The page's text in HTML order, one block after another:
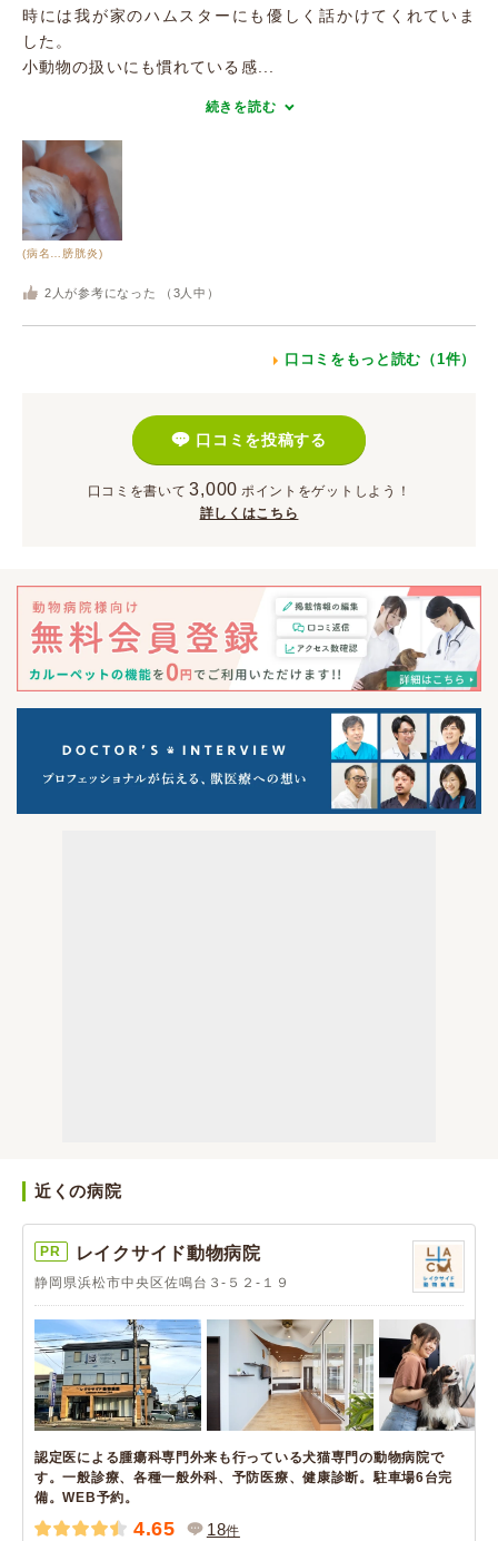
時には我が家のハムスターにも優しく話かけてくれていま
した。
小動物の扱いにも慣れている感...
続きを読む
(病名…膀胱炎)
2 人が参考になった （ 3 人中）
口コミをもっと読む（1件）
口コミを投稿する
口コミを書いて 3,000 ポイント をゲットしよう！
詳しくはこちら
近くの病院
PR レイクサイド動物病院
静岡県浜松市中央区佐鳴台３-５２-１９
認定医による腫瘍科専門外来も行っている犬猫専門の動物病院で
す。一般診療、各種一般外科、予防医療、健康診断。駐車場6台完
備。WEB予約。
4.65 18件